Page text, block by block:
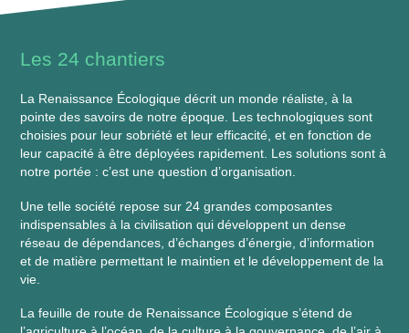
Les 24 chantiers
​​La Renaissance Écologique décrit un monde réaliste, à la
pointe des savoirs de notre époque. Les technologiques sont
choisies pour leur sobriété et leur efficacité, et en fonction de
leur capacité à être déployées rapidement. Les solutions sont à
notre portée : c’est une question d’organisation.
Une telle société repose sur 24 grandes composantes
indispensables à la civilisation qui développent un dense
réseau de dépendances, d’échanges d’énergie, d’information
et de matière permettant le maintien et le développement de la
vie.
La feuille de route de Renaissance Écologique s’étend de